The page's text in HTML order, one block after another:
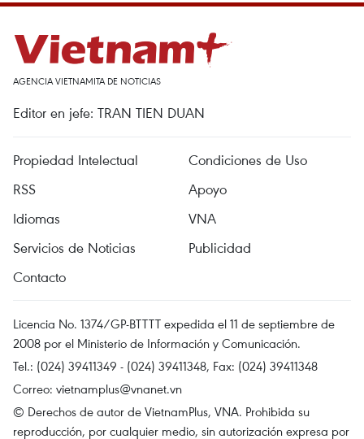
AGENCIA VIETNAMITA DE NOTICIAS
Editor en jefe: TRAN TIEN DUAN
Propiedad Intelectual
Condiciones de Uso
RSS
Apoyo
Idiomas
VNA
Servicios de Noticias
Publicidad
Contacto
Licencia No. 1374/GP-BTTTT expedida el 11 de septiembre de
2008 por el Ministerio de Información y Comunicación.
Tel.: (024) 39411349 - (024) 39411348, Fax: (024) 39411348
Correo: vietnamplus@vnanet.vn
© Derechos de autor de VietnamPlus, VNA. Prohibida su
reproducción, por cualquier medio, sin autorización expresa por